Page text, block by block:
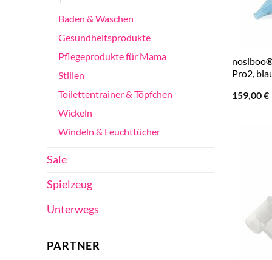
Baden & Waschen
Gesundheitsprodukte
Pflegeprodukte für Mama
Stillen
Toilettentrainer & Töpfchen
Wickeln
Windeln & Feuchttücher
Sale
Spielzeug
Unterwegs
PARTNER
Pro2,
159,00€